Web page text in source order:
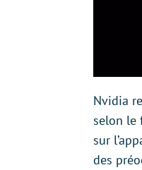
Nvidia
selon le
sur
des